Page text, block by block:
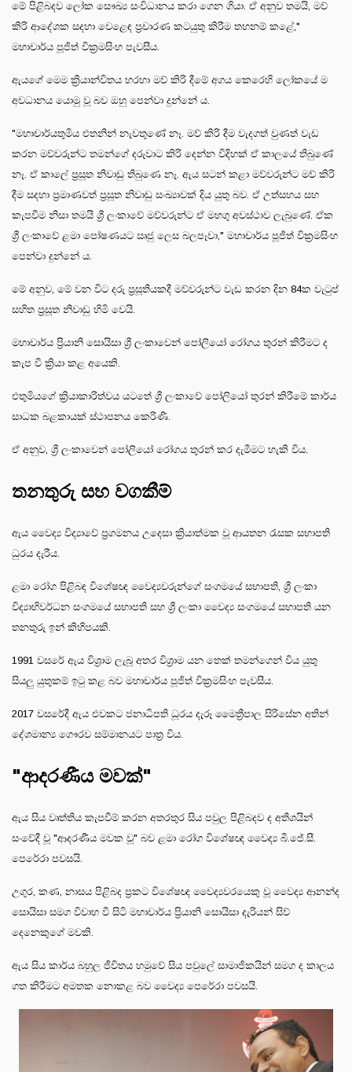
මේ පිළිබදව ලෝක සෞඛ්‍ය සංවිධානය කරා ගෙන ගියා. ඒ අනුව තමයි, මව්
කිරි ආදේශක සදහා වෙළෙඳ ප්‍රචාරණ කටයුතු කිරීම තහනම් කළේ,"
මහාචාර්ය පූජිත් වික්‍රමසිංහ පැවසීය.
ඇයගේ මෙම ක්‍රියාන්විතය හරහා මව් කිරි දීමේ අගය කෙරෙහි ලෝකයේ ම
අවධානය යොමු වූ බව ඔහු පෙන්වා දුන්නේ ය.
"මහාචාර්යතුමිය එතනින් නැවතුණේ නෑ. මව් කිරි දීම වැදගත් වුණත් වැඩ
කරන මව්වරුන්ට තමන්ගේ දරුවාට කිරි දෙන්න විදිහක් ඒ කාලයේ තිබුණේ
නෑ. ඒ කාලේ ප්‍රසූත නිවාඩු තිබුණෙ නෑ. ඇය සටන් කළා මව්වරුන්ට මව් කිරි
දීම සදහා ප්‍රමාණවත් ප්‍රසූත නිවාඩු සංඛ්‍යාවක් දිය යුතු බව. ඒ උත්සහය සහ
කැපවීම නිසා තමයි ශ්‍රී ලංකාවේ මව්වරුන්ට ඒ මහගු අවස්ථාව ලැබුණේ. ඒක
ශ්‍රී ලංකාවේ ළමා පෝෂණයට ඍජු ලෙස බලපෑවා," මහාචාර්ය පූජිත් වික්‍රමසිංහ
පෙන්වා දුන්නේ ය.
මේ අනුව, මේ වන විට දරු ප්‍රසූතියකදී මව්වරුන්ට වැඩ කරන දින 84ක වැටුප්
සහිත ප්‍රසූත නිවාඩු හිමි වෙයි.
මහාචාර්ය ප්‍රියානි සොයිසා ශ්‍රී ලංකාවෙන් පෝලියෝ රෝගය තුරන් කිරීමට ද
කැප වී ක්‍රියා කළ අයෙකි.
එතුමියගේ ක්‍රියාකාරිත්වය යටතේ ශ්‍රී ලංකාවේ පෝලියෝ තුරන් කිරීමේ කාර්ය
සාධක බළකායක් ස්ථාපනය කෙරිණි.
ඒ අනුව, ශ්‍රී ලංකාවෙන් පෝලියෝ රෝගය තුරන් කර දැමීමට හැකි විය.
තනතුරු සහ වගකීම්
ඇය වෛද්‍ය විද්‍යාවේ ප්‍රගමනය උදෙසා ක්‍රියාත්මක වූ ආයතන රැසක සභාපති
ධුරය දැරීය.
ළමා රෝග පිළිබඳ විශේෂඥ වෛද්‍යවරුන්ගේ සංගමයේ සභාපති, ශ්‍රී ලංකා
විද්‍යාභිවර්ධන සංගමයේ සභාපති සහ ශ්‍රී ලංකා වෛද්‍ය සංගමයේ සභාපති යන
තනතුරු ඉන් කිහිපයකි.
1991 වසරේ ඇය විශ්‍රාම ලැබූ අතර විශ්‍රාම යන තෙක් තමන්ගෙන් විය යුතු
සියලු යුතුකම් ඉටු කළ බව මහාචාර්ය පූජිත් වික්‍රමසිංහ පැවසීය.
2017 වසරේදී ඇය එවකට ජනාධිපති ධූරය දැරූ මෛත්‍රීපාල සිරිසේන අතින්
දේශමාන්‍ය ගෞරව සම්මානයට පාත්‍ර විය.
"ආදරණීය මවක්"
ඇය සිය වෘත්තිය කැපවීම් කරන අතරතුර සිය පවුල පිළිබදව ද අතිශයින්
සංවේදී වූ "ආදරණීය මවක වූ" බව ළමා රෝග විශේෂඥ වෛද්‍ය බී.ජේ.සී.
පෙරේරා පවසයි.
උගුර, කණ, නාසය පිළිබද ප්‍රකට විශේෂඥ වෛද්‍යවරයෙකු වූ වෛද්‍ය ආනන්ද
සොයිසා සමග විවාහ වී සිටි මහාචාර්ය ප්‍රියානි සොයිසා දැරියන් සිව්
දෙනෙකුගේ මවකි.
ඇය සිය කාර්ය බහුල ජීවිතය හමුවේ සිය පවුලේ සාමාජිකයින් සමග ද කාලය
ගත කිරීමට අමතක නොකළ බව වෛද්‍ය පෙරේරා පවසයි.